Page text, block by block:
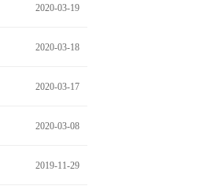
2020-03-19
2020-03-18
2020-03-17
2020-03-08
2019-11-29